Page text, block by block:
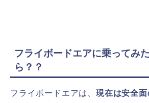
フライボードエアに乗ってみ
ら？？
フライボードエアは、 現在は安全